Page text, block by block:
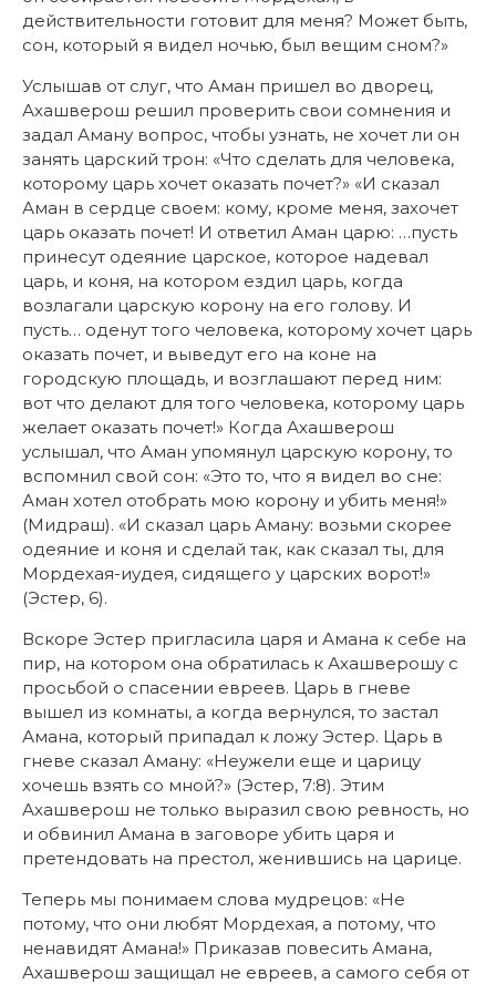
действительности готовит для меня? Может быть,
сон, который я видел ночью, был вещим сном?»
Услышав от слуг, что Аман пришел во дворец,
Ахашверош решил проверить свои сомнения и
задал Аману вопрос, чтобы узнать, не хочет ли он
занять царский трон: «Что сделать для человека,
которому царь хочет оказать почет?» «И сказал
Аман в сердце своем: кому, кроме меня, захочет
царь оказать почет! И ответил Аман царю: …пусть
принесут одеяние царское, которое надевал
царь, и коня, на котором ездил царь, когда
возлагали царскую корону на его голову. И
пусть… оденут того человека, которому хочет царь
оказать почет, и выведут его на коне на
городскую площадь, и возглашают перед ним:
вот что делают для того человека, которому царь
желает оказать почет!» Когда Ахашверош
услышал, что Аман упомянул царскую корону, то
вспомнил свой сон: «Это то, что я видел во сне:
Аман хотел отобрать мою корону и убить меня!»
(Мидраш). «И сказал царь Аману: возьми скорее
одеяние и коня и сделай так, как сказал ты, для
Мордехая-иудея, сидящего у царских ворот!»
(Эстер, 6).
Вскоре Эстер пригласила царя и Амана к себе на
пир, на котором она обратилась к Ахашверошу с
просьбой о спасении евреев. Царь в гневе
вышел из комнаты, а когда вернулся, то застал
Амана, который припадал к ложу Эстер. Царь в
гневе сказал Аману: «Неужели еще и царицу
хочешь взять со мной?» (Эстер, 7:8). Этим
Ахашверош не только выразил свою ревность, но
и обвинил Амана в заговоре убить царя и
претендовать на престол, женившись на царице.
Теперь мы понимаем слова мудрецов: «Не
потому, что они любят Мордехая, а потому, что
ненавидят Амана!» Приказав повесить Амана,
Ахашверош защищал не евреев, а самого себя от